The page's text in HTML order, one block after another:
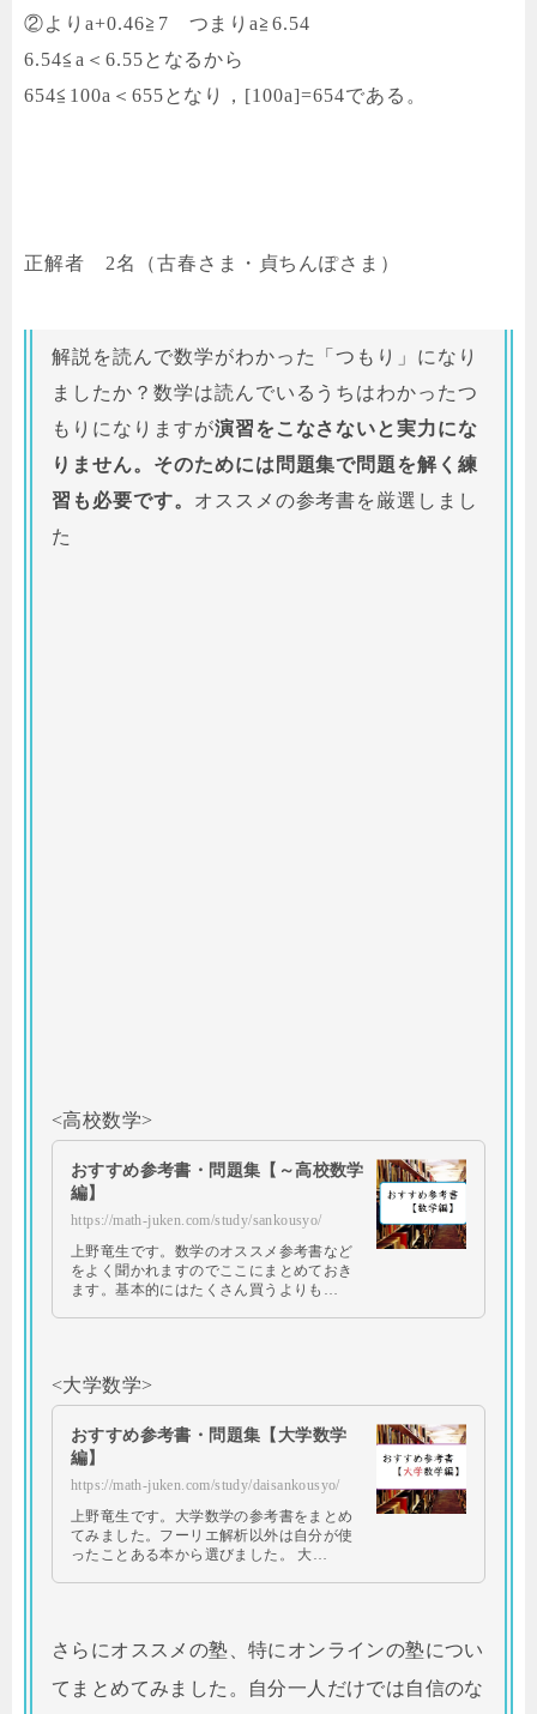
②よりa+0.46≧7 つまりa≧6.54
6.54≦a＜6.55となるから
654≦100a＜655となり，[100a]=654である。
正解者 2名（古春さま・貞ちんぽさま）
解説を読んで数学がわかった「つもり」になり
ましたか？数学は読んでいるうちはわかったつ
もりになりますが演習をこなさないと実力にな
りません。そのためには問題集で問題を解く練
習も必要です。 オススメの参考書を厳選しまし
た
<高校数学>
おすすめ参考書・問題集【～高校数学
編】
https://math-juken.com/study/sankousyo/
上野竜生です。数学のオススメ参考書など
をよく聞かれますのでここにまとめておき
ます。基本的にはたくさん買うよりも…
<大学数学>
おすすめ参考書・問題集【大学数学
編】
https://math-juken.com/study/daisankousyo/
上野竜生です。大学数学の参考書をまとめ
てみました。フーリエ解析以外は自分が使
ったことある本から選びました。 大…
さらにオススメの塾、特にオンラインの塾につい
てまとめてみました。自分一人だけでは自信のな